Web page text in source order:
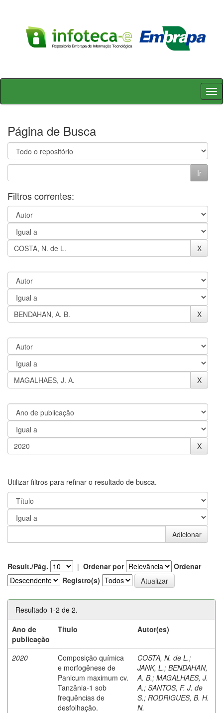
Skip
Página de Busca
Filtros correntes:
Utilizar filtros para refinar o resultado de busca.
Result./Pág. | Ordenar por
Ordenar
Registro(s)
Resultado 1-2 de 2.
Ano de
publicação
Título Autor(es)
2020
Composição química
e morfogênese de
Panicum maximum cv.
Tanzânia-1 sob
frequências de
desfolhação.
COSTA, N. de L.;
JANK, L.; BENDAHAN,
A. B.; MAGALHAES, J.
A.; SANTOS, F. J. de
S.; RODRIGUES, B. H.
N.